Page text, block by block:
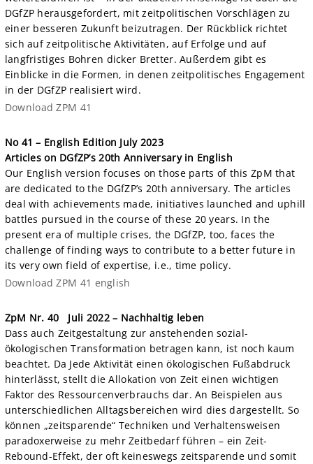
DGfZP herausgefordert, mit zeitpolitischen Vorschlägen zu
einer besseren Zukunft beizutragen. Der Rückblick richtet
sich auf zeitpolitische Aktivitäten, auf Erfolge und auf
langfristiges Bohren dicker Bretter. Außerdem gibt es
Einblicke in die Formen, in denen zeitpolitisches Engagement
in der DGfZP realisiert wird.
Download ZPM 41
No 41 – English Edition July 2023
Articles on DGfZP’s 20th Anniversary in English
Our English version focuses on those parts of this ZpM that
are dedicated to the DGfZP’s 20th anniversary. The articles
deal with achievements made, initiatives launched and uphill
battles pursued in the course of these 20 years. In the
present era of multiple crises, the DGfZP, too, faces the
challenge of finding ways to contribute to a better future in
its very own field of expertise, i.e., time policy.
Download ZPM 41 english
ZpM Nr. 40 Juli 2022 – Nachhaltig leben
Dass auch Zeitgestaltung zur anstehenden sozial-
ökologischen Transformation betragen kann, ist noch kaum
beachtet. Da Jede Aktivität einen ökologischen Fußabdruck
hinterlässt, stellt die Allokation von Zeit einen wichtigen
Faktor des Ressourcenverbrauchs dar. An Beispielen aus
unterschiedlichen Alltagsbereichen wird dies dargestellt. So
können „zeitsparende“ Techniken und Verhaltensweisen
paradoxerweise zu mehr Zeitbedarf führen – ein Zeit-
Rebound-Effekt, der oft keineswegs zeitsparende und somit